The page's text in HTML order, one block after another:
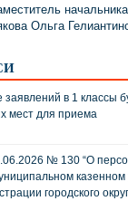
Ольга
в 1 классы
мест для приема
№ 130 “О
казенном
городского